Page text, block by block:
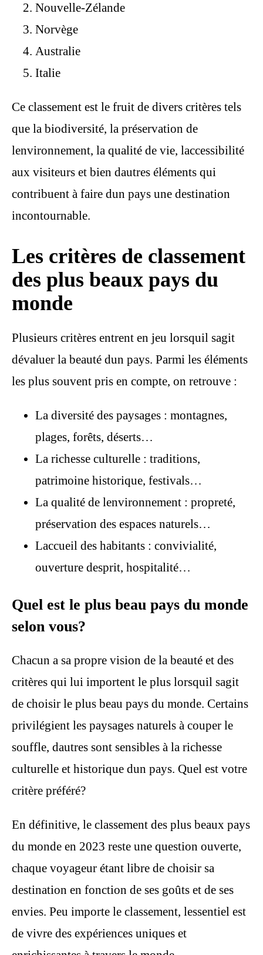
Nouvelle-Zélande
Norvège
Australie
Italie
Ce classement est le fruit de divers critères tels
que la biodiversité, la préservation de
lenvironnement, la qualité de vie, laccessibilité
aux visiteurs et bien dautres éléments qui
contribuent à faire dun pays une destination
incontournable.
Les critères de classement
des plus beaux pays du
monde
Plusieurs critères entrent en jeu lorsquil sagit
dévaluer la beauté dun pays. Parmi les éléments
les plus souvent pris en compte, on retrouve :
La diversité des paysages : montagnes,
plages, forêts, déserts…
La richesse culturelle : traditions,
patrimoine historique, festivals…
La qualité de lenvironnement : propreté,
préservation des espaces naturels…
Laccueil des habitants : convivialité,
ouverture desprit, hospitalité…
Quel est le plus beau pays du monde
selon vous?
Chacun a sa propre vision de la beauté et des
critères qui lui importent le plus lorsquil sagit
de choisir le plus beau pays du monde. Certains
privilégient les paysages naturels à couper le
souffle, dautres sont sensibles à la richesse
culturelle et historique dun pays. Quel est votre
critère préféré?
En définitive, le classement des plus beaux pays
du monde en 2023 reste une question ouverte,
chaque voyageur étant libre de choisir sa
destination en fonction de ses goûts et de ses
envies. Peu importe le classement, lessentiel est
de vivre des expériences uniques et